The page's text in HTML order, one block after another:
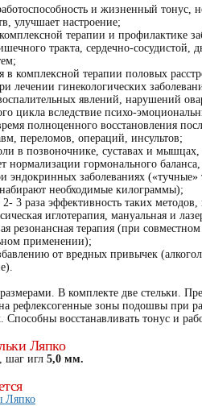
и жизненный тонус,
улучшает настроение;
терапии и профилактике
тракта, сердечно-сосудистой,
в комплексной терапии половых
лечении гинекологических
явлений, нарушений
цикла вследствие психо-
полноценного восстановления
переломов, операций, инсультов;
в позвоночнике, суставах и
нормализации гормонального
эндокринных заболеваниях («тучные»
необходимые килограммы);
3 раза эффективность таких методов,
иглотерапия, мануальная и
резонансная терапия (при
применении);
от вредных привычек
В комплекте две стельки.
рефлексогенные зоны подошвы при
Способны восстанавливать тонус и
Ляпко
, шаг игл 5,0 мм.
Ляпко